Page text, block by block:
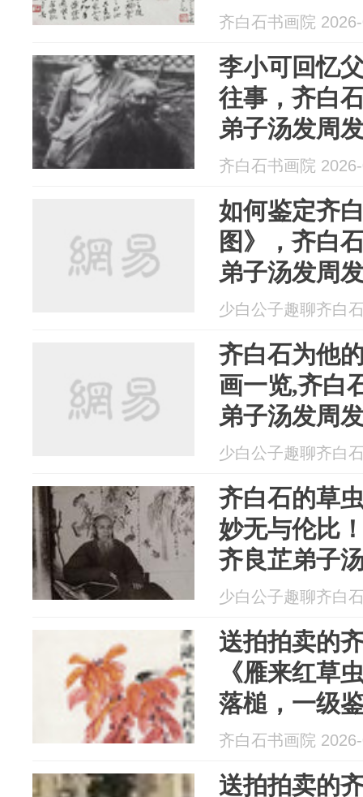
弟子汤发周
齐白石书画院
李小可回忆
往事，齐白
弟子汤发周
齐白石书画院
如何鉴定齐
图》，齐白
弟子汤发周
少白公子趣聊齐白
齐白石为他
画一览,齐白
弟子汤发周
少白公子趣聊齐白
齐白石的草
妙无与伦比
齐良芷弟子
少白公子趣聊齐白
送拍拍卖的
《雁来红草
落槌，一级
院长齐良芷
齐白石书画院
送拍拍卖的